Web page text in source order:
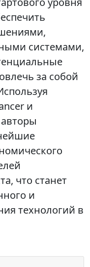
системами,
за собой
и
что станет
и
технологий в